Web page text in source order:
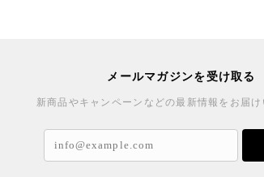
メールマガジンを受け取る
新商品やキャンペーンなどの最新情報をお届け